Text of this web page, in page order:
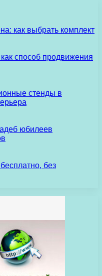
как выбрать комплект
способ продвижения
стенды в
юбилеев
без